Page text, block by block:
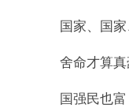
国家、国家
舍命才算真
国强民也富